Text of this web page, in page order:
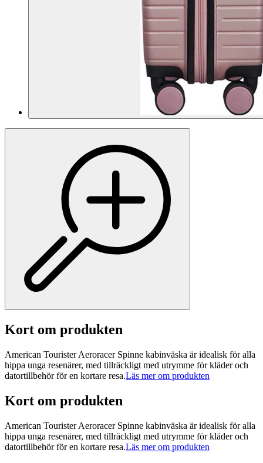
Kort om produkten
American Tourister Aeroracer Spinne kabinväska är idealisk för alla
hippa unga resenärer, med tillräckligt med utrymme för kläder och
datortillbehör för en kortare resa.Läs mer om produkten
Kort om produkten
American Tourister Aeroracer Spinne kabinväska är idealisk för alla
hippa unga resenärer, med tillräckligt med utrymme för kläder och
datortillbehör för en kortare resa.Läs mer om produkten